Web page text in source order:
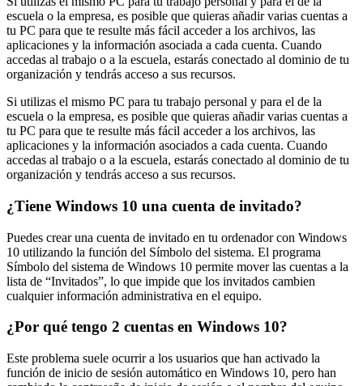
escuela o la empresa, es posible que quieras añadir varias cuentas a
tu PC para que te resulte más fácil acceder a los archivos, las
aplicaciones y la información asociada a cada cuenta. Cuando
accedas al trabajo o a la escuela, estarás conectado al dominio de tu
organización y tendrás acceso a sus recursos.
Si utilizas el mismo PC para tu trabajo personal y para el de la
escuela o la empresa, es posible que quieras añadir varias cuentas a
tu PC para que te resulte más fácil acceder a los archivos, las
aplicaciones y la información asociados a cada cuenta. Cuando
accedas al trabajo o a la escuela, estarás conectado al dominio de tu
organización y tendrás acceso a sus recursos.
¿Tiene Windows 10 una cuenta de invitado?
Puedes crear una cuenta de invitado en tu ordenador con Windows
10 utilizando la función del Símbolo del sistema. El programa
Símbolo del sistema de Windows 10 permite mover las cuentas a la
lista de “Invitados”, lo que impide que los invitados cambien
cualquier información administrativa en el equipo.
¿Por qué tengo 2 cuentas en Windows 10?
Este problema suele ocurrir a los usuarios que han activado la
función de inicio de sesión automático en Windows 10, pero han